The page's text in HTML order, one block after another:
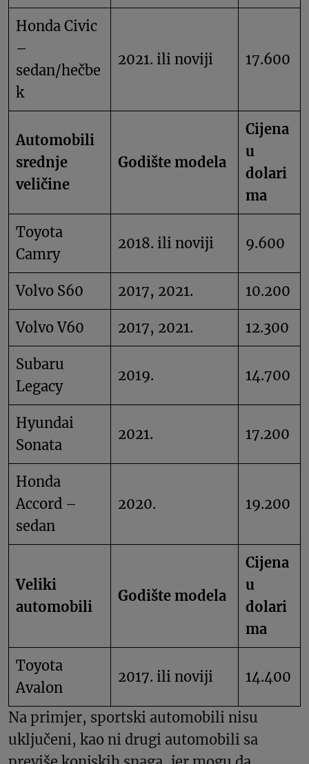
Honda Civic
–
sedan/hečbe
k
2021. ili noviji 17.600
Automobili
srednje
veličine
Godište modela
Cijena
u
dolari
ma
Toyota
Camry
2018. ili noviji 9.600
Volvo S60 2017, 2021. 10.200
Volvo V60 2017, 2021. 12.300
Subaru
Legacy
2019. 14.700
Hyundai
Sonata
2021. 17.200
Honda
Accord –
sedan
2020. 19.200
Veliki
automobili
Godište modela
Cijena
u
dolari
ma
Toyota
Avalon
2017. ili noviji 14.400
Na primjer, sportski automobili nisu
uključeni, kao ni drugi automobili sa